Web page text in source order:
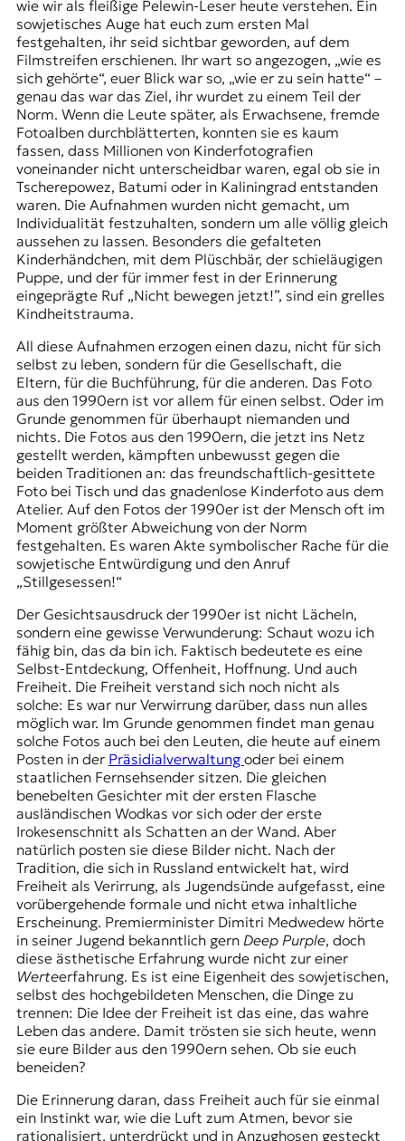
wie wir als fleißige Pelewin-Leser heute verstehen. Ein
sowjetisches Auge hat euch zum ersten Mal
festgehalten, ihr seid sichtbar geworden, auf dem
Filmstreifen erschienen. Ihr wart so angezogen, „wie es
sich gehörte“, euer Blick war so, „wie er zu sein hatte“ –
genau das war das Ziel, ihr wurdet zu einem Teil der
Norm. Wenn die Leute später, als Erwachsene, fremde
Fotoalben durchblätterten, konnten sie es kaum
fassen, dass Millionen von Kinderfotografien
voneinander nicht unterscheidbar waren, egal ob sie in
Tscherepowez, Batumi oder in Kaliningrad entstanden
waren. Die Aufnahmen wurden nicht gemacht, um
Individualität festzuhalten, sondern um alle völlig gleich
aussehen zu lassen. Besonders die gefalteten
Kinderhändchen, mit dem Plüschbär, der schieläugigen
Puppe, und der für immer fest in der Erinnerung
eingeprägte Ruf „Nicht bewegen jetzt!”, sind ein grelles
Kindheitstrauma.
All diese Aufnahmen erzogen einen dazu, nicht für sich
selbst zu leben, sondern für die Gesellschaft, die
Eltern, für die Buchführung, für die anderen. Das Foto
aus den 1990ern ist vor allem für einen selbst. Oder im
Grunde genommen für überhaupt niemanden und
nichts. Die Fotos aus den 1990ern, die jetzt ins Netz
gestellt werden, kämpften unbewusst gegen die
beiden Traditionen an: das freundschaftlich-gesittete
Foto bei Tisch und das gnadenlose Kinderfoto aus dem
Atelier. Auf den Fotos der 1990er ist der Mensch oft im
Moment größter Abweichung von der Norm
festgehalten. Es waren Akte symbolischer Rache für die
sowjetische Entwürdigung und den Anruf
„Stillgesessen!“
Der Gesichtsausdruck der 1990er ist nicht Lächeln,
sondern eine gewisse Verwunderung: Schaut wozu ich
fähig bin, das da bin ich. Faktisch bedeutete es eine
Selbst-Entdeckung, Offenheit, Hoffnung. Und auch
Freiheit. Die Freiheit verstand sich noch nicht als
solche: Es war nur Verwirrung darüber, dass nun alles
möglich war. Im Grunde genommen findet man genau
solche Fotos auch bei den Leuten, die heute auf einem
Posten in der Präsidialverwaltung oder bei einem
staatlichen Fernsehsender sitzen. Die gleichen
benebelten Gesichter mit der ersten Flasche
ausländischen Wodkas vor sich oder der erste
Irokesenschnitt als Schatten an der Wand. Aber
natürlich posten sie diese Bilder nicht. Nach der
Tradition, die sich in Russland entwickelt hat, wird
Freiheit als Verirrung, als Jugendsünde aufgefasst, eine
vorübergehende formale und nicht etwa inhaltliche
Erscheinung. Premierminister Dimitri Medwedew hörte
in seiner Jugend bekanntlich gern Deep Purple, doch
diese ästhetische Erfahrung wurde nicht zur einer
Werteerfahrung. Es ist eine Eigenheit des sowjetischen,
selbst des hochgebildeten Menschen, die Dinge zu
trennen: Die Idee der Freiheit ist das eine, das wahre
Leben das andere. Damit trösten sie sich heute, wenn
sie eure Bilder aus den 1990ern sehen. Ob sie euch
beneiden?
Die Erinnerung daran, dass Freiheit auch für sie einmal
ein Instinkt war, wie die Luft zum Atmen, bevor sie
rationalisiert, unterdrückt und in Anzughosen gesteckt